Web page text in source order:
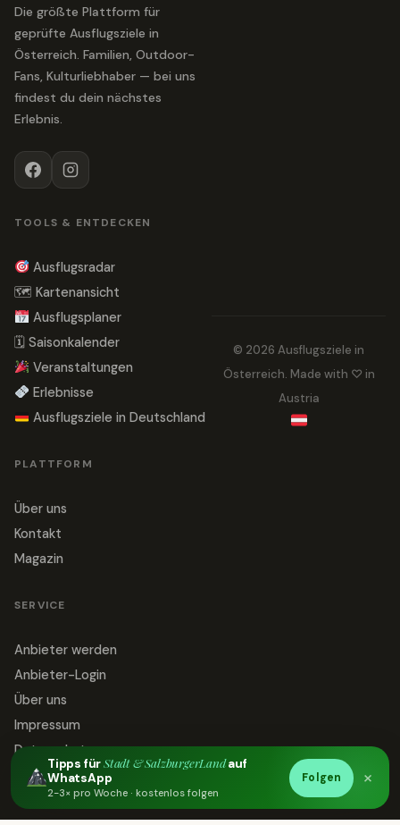
Die größte Plattform für
geprüfte Ausflugsziele in
Österreich. Familien, Outdoor-
Fans, Kulturliebhaber — bei uns
findest du dein nächstes
Erlebnis.
TOOLS & ENTDECKEN
Ausflugsradar
🗺 Kartenansicht
Ausflugsplaner
🗓 Saisonkalender
Veranstaltungen
Erlebnisse
Ausflugsziele in Deutschland
PLATTFORM
Über uns
Kontakt
Magazin
SERVICE
Anbieter werden
Anbieter-Login
Über uns
Impressum
Datenschutz
Kontakt
© 2026 Ausflugsziele in
Österreich. Made with ♡ in
Austria
Tipps fürStadt & SalzburgerLandauf
WhatsApp
2-3× pro Woche · kostenlos folgen
Folgen ×